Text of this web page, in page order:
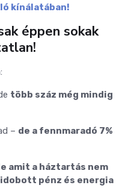
kínálatában!
éppen sokak
több száz még mindig
– de a fennmaradó 7%
amit a háztartás nem
pénz és energia